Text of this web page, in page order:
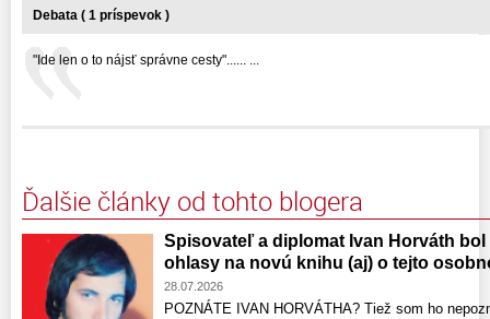
Debata ( 1 príspevok )
"Ide len o to nájsť správne cesty"...... ...
Ďalšie články od tohto blogera
Spisovateľ a diplomat Ivan Horváth
ohlasy na novú knihu (aj) o tejto
28.07.2026
POZNÁTE IVAN HORVÁTHA? Tiež som ho